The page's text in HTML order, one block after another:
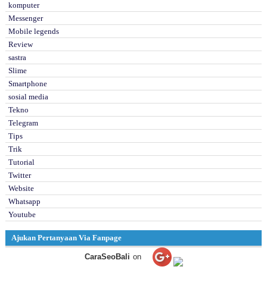
komputer
Messenger
Mobile legends
Review
sastra
Slime
Smartphone
sosial media
Tekno
Telegram
Tips
Trik
Tutorial
Twitter
Website
Whatsapp
Youtube
Ajukan Pertanyaan Via Fanpage
CaraSeoBali on